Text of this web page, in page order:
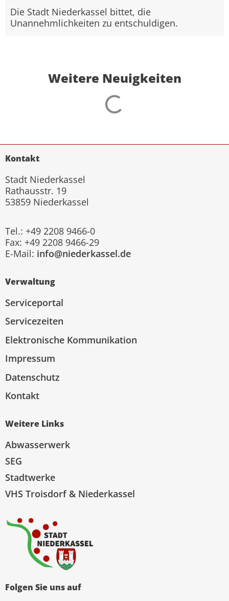
Die Stadt Niederkassel bittet, die
Unannehmlichkeiten zu entschuldigen.
Weitere Neuigkeiten
Kontakt
Stadt Niederkassel
Rathausstr. 19
53859 Niederkassel
Tel.: +49 2208 9466-0
Fax: +49 2208 9466-29
E-Mail: info@niederkassel.de
Verwaltung
Serviceportal
Servicezeiten
Elektronische Kommunikation
Impressum
Datenschutz
Kontakt
Weitere Links
Abwasserwerk
SEG
Stadtwerke
VHS Troisdorf & Niederkassel
Folgen Sie uns auf